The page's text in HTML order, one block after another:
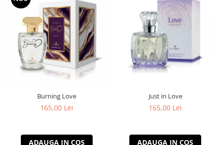
Burning Love
165,00 Lei
ADAUGA IN COS
Just in Love
165,00 Lei
ADAUGA IN COS